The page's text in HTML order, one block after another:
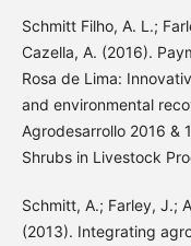
Schmitt Filho, A. L.;
Cazella, A. (2016).
Rosa de Lima:
and environmental
Agrodesarrollo 2016 &
Shrubs in Livestock
Schmitt, A.; Farley, J.;
(2013). Integrating